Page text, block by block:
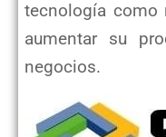
tecnología como
aumentar su
negocios.